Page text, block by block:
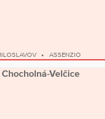
ASSENZIO
Velčice